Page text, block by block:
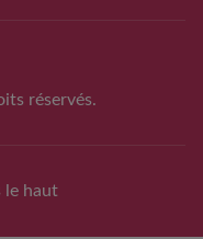
réservés.
le haut